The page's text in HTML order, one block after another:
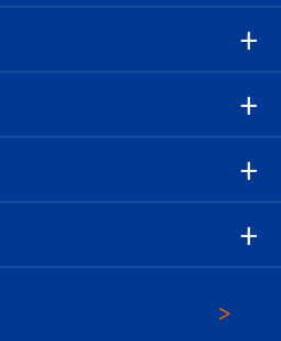
なしガイド
ブ）